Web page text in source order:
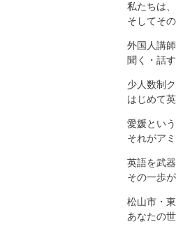
私たちは
そしてそ
外国人講
聞く・話
少人数制
はじめて
愛媛とい
それがア
英語を武
その一歩
松山市・
あなたの